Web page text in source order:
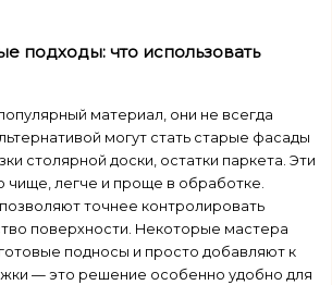
подходы: что использовать
материал, они не всегда
могут стать старые фасады
столярной доски, остатки паркета. Эти
чище, легче и проще в обработке.
точнее контролировать
поверхности. Некоторые мастера
подносы и просто добавляют к
— это решение особенно удобно для